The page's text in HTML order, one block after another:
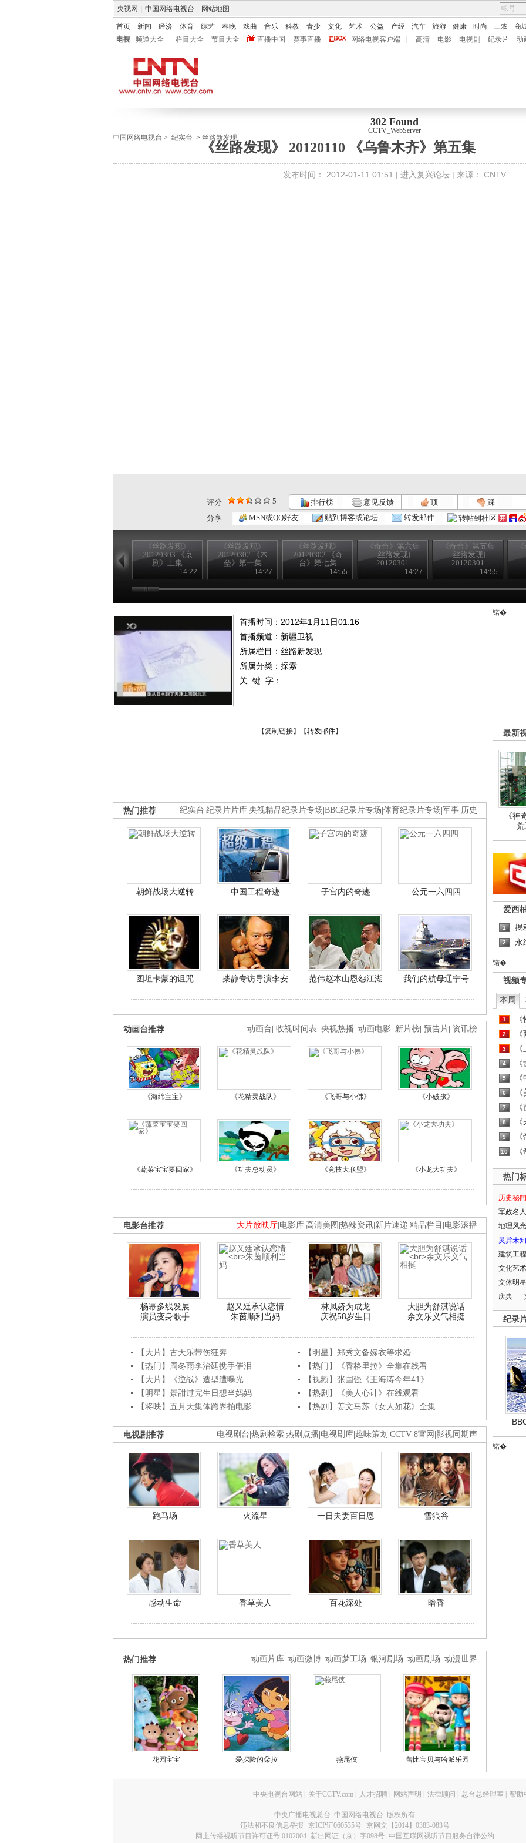
央视网 中国网络电视台 网站地图
首页 新闻 经济 体育 综艺 春晚 戏曲 音乐 科教 青少 文化 艺术 公益 产经 汽车 旅游 健康 时尚 三农
商
电视
频道大全 栏目大全 节目大全 直播中国 赛事直播 网络电视客户端 高清 电影 电视剧 纪录片 动
302 Found
CCTV_WebServer
中国网络电视台 > 纪实台 > 丝路新发现
《丝路发现》 20120110 《乌鲁木齐》第五集
发布时间： 2012-01-11 01:51 | 进入复兴论坛 | 来源： CNTV
评分 5 排行榜 意见反馈 顶
踩
分享
MSN或QQ好友 贴到博客或论坛 转发邮件 转帖到社区
《丝路发现》
20120303 《京
剧》上集
14:22
《丝路发现》
20120302 《木
垒》第一集
14:27
《丝路发现》
20120302 《奇
台》第七集
14:55
《奇台》第六集
[丝路发现]
20120301
14:27
《奇台》第五集
[丝路发现]
20120301
14:55
首播时间：2012年1月11日01:16
首播频道： 新疆卫视
所属栏目： 丝路新发现
所属分类：探索
关 键 字：
【复制链接】【转发邮件】
纪实台 纪录片片库 央视精品纪录片专场 BBC纪录片专场 体育纪录片专场 军事 历史
热门推荐
朝鲜战场大逆转 中国工程奇迹 子宫内的奇迹 公元一六四四
图坦卡蒙的诅咒 柴静专访导演李安 范伟赵本山恩怨江湖 我们的航母辽宁号
动画台 收视时间表 央视热播 动画电影 新片榜 预告片 资讯榜
动画台推荐
《海绵宝宝》 《花精灵战队》 《飞哥与小佛》 《小破孩》
《蔬菜宝宝要回家》 《功夫总动员》 《竞技大联盟》 《小龙大功夫》
大片放映厅 电影库 高清美图 热辣资讯 新片速递 精品栏目 电影滚播
电影台推荐
杨幂多线发展
演员变身歌手
赵又廷承认恋情
朱茵顺利当妈
林凤娇为成龙
庆祝58岁生日
大胆为舒淇说话
余文乐义气相挺
【大片】古天乐带伤狂奔
【明星】郑秀文备嫁衣等求婚
【热门】周冬雨李治廷携手催泪
【热门】《香格里拉》全集在线看
【大片】《逆战》造型遭曝光
【视频】张国强《王海涛今年41》
【明星】景甜过完生日想当妈妈
【热剧】《美人心计》在线观看
【将映】五月天集体跨界拍电影
【热剧】姜文马苏《女人如花》全集
电视剧台 热剧检索 热剧点播 电视剧库 趣味策划 CCTV-8官网 影视同期声
电视剧推荐
跑马场 火流星 一日夫妻百日恩 雪狼谷
感动生命 香草美人 百花深处 暗香
动画片库 动画微博 动画梦工场 银河剧场 动画剧场 动漫世界
热门推荐
花园宝宝 爱探险的朵拉 燕尾侠 蕾比宝贝与哈派乐园
锘�
最新
《神
爱西
1 揭
2 永
锘�
视频
本周
1
2
3
4
5
6
7
8
9
10
热门
历史秘闻
军政名人
地理风光
灵异未知
建筑工程
文化艺术
文体明星
庆典
纪录
锘�
中央电视台网站 关于CCTV.com 人才招聘 网站声明 法律顾问 总台总经理室 帮助
中央广播电视总台 中国网络电视台 版权所有
违法和不良信息举报
京ICP证060535号
京网文【2014】0383-083号
网上传播视听节目许可证号 0102004 新出网证（京）字098号 中国互联网视听节目服务自律公约